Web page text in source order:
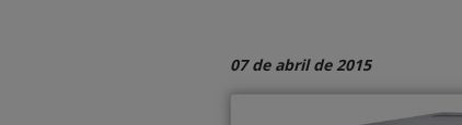
07 de abril de 2015